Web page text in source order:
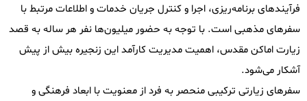
فرآیندهای برنامه‌ریزی، اجرا و کنترل جریان خدمات و اطلاعات مرتبط با
سفرهای مذهبی است. با توجه به حضور میلیون‌ها نفر هر ساله به قصد
زیارت اماکن مقدس، اهمیت مدیریت کارآمد این زنجیره بیش از پیش
آشکار می‌شود.
سفرهای زیارتی ترکیبی منحصر به فرد از معنویت با ابعاد فرهنگی و